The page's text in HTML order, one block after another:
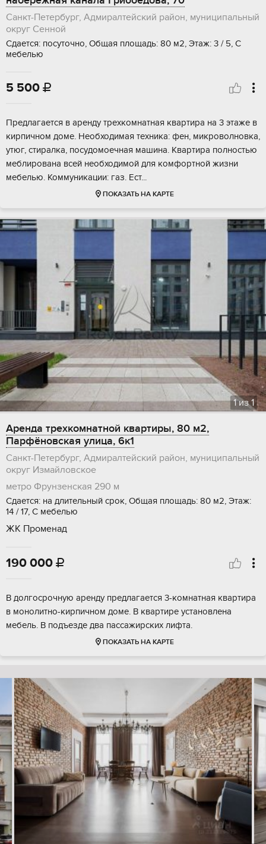
Санкт-Петербург, Адмиралтейский район, муниципальный
округ Сенной
Сдается: посуточно, Общая площадь: 80 м2, Этаж: 3 / 5, С
мебелью
5 500 
Предлагается в аренду трехкомнатная квартира на 3 этаже в
кирпичном доме. Необходимая техника: фен, микроволновка,
утюг, стиралка, посудомоечная машина. Квартира полностью
меблирована всей необходимой для комфортной жизни
мебелью. Коммуникации: газ. Ест...
ПОКАЗАТЬ НА КАРТЕ
1из1
Аренда трехкомнатной квартиры, 80 м2,
Парфёновская улица, 6к1
Санкт-Петербург, Адмиралтейский район, муниципальный
округ Измайловское
метро Фрунзенская 290 м
Сдается: на длительный срок, Общая площадь: 80 м2, Этаж:
14 / 17, С мебелью
ЖК Променад
190 000 
В долгосрочную аренду предлагается 3-комнатная квартира
в монолитно-кирпичном доме. В квартире установлена
мебель. В подъезде два пассажирских лифта.
ПОКАЗАТЬ НА КАРТЕ